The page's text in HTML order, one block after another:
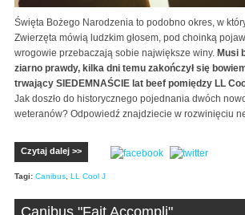
Święta Bożego Narodzenia to podobno okres, w
Zwierzęta mówią ludzkim głosem, pod choinką
wrogowie przebaczają sobie największe winy. Musi
ziarno prawdy, kilka dni temu zakończył się
trwający SIEDEMNAŚCIE lat beef pomiędzy LL
Jak doszło do historycznego pojednania dwóch
weteranów? Odpowiedź znajdziecie w rozwinięciu
Czytaj dalej >>
Tagi: Canibus LL Cool J
Canibus "Fait Accompli"